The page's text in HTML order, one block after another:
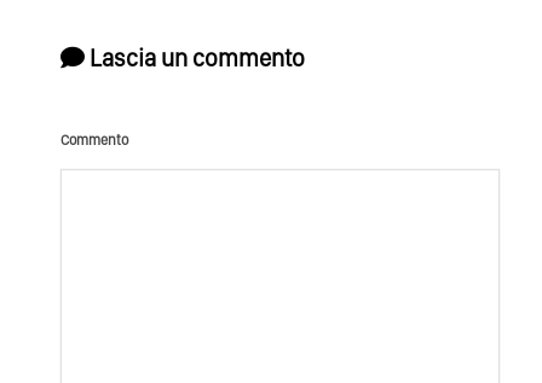
Lascia un commento
Commento